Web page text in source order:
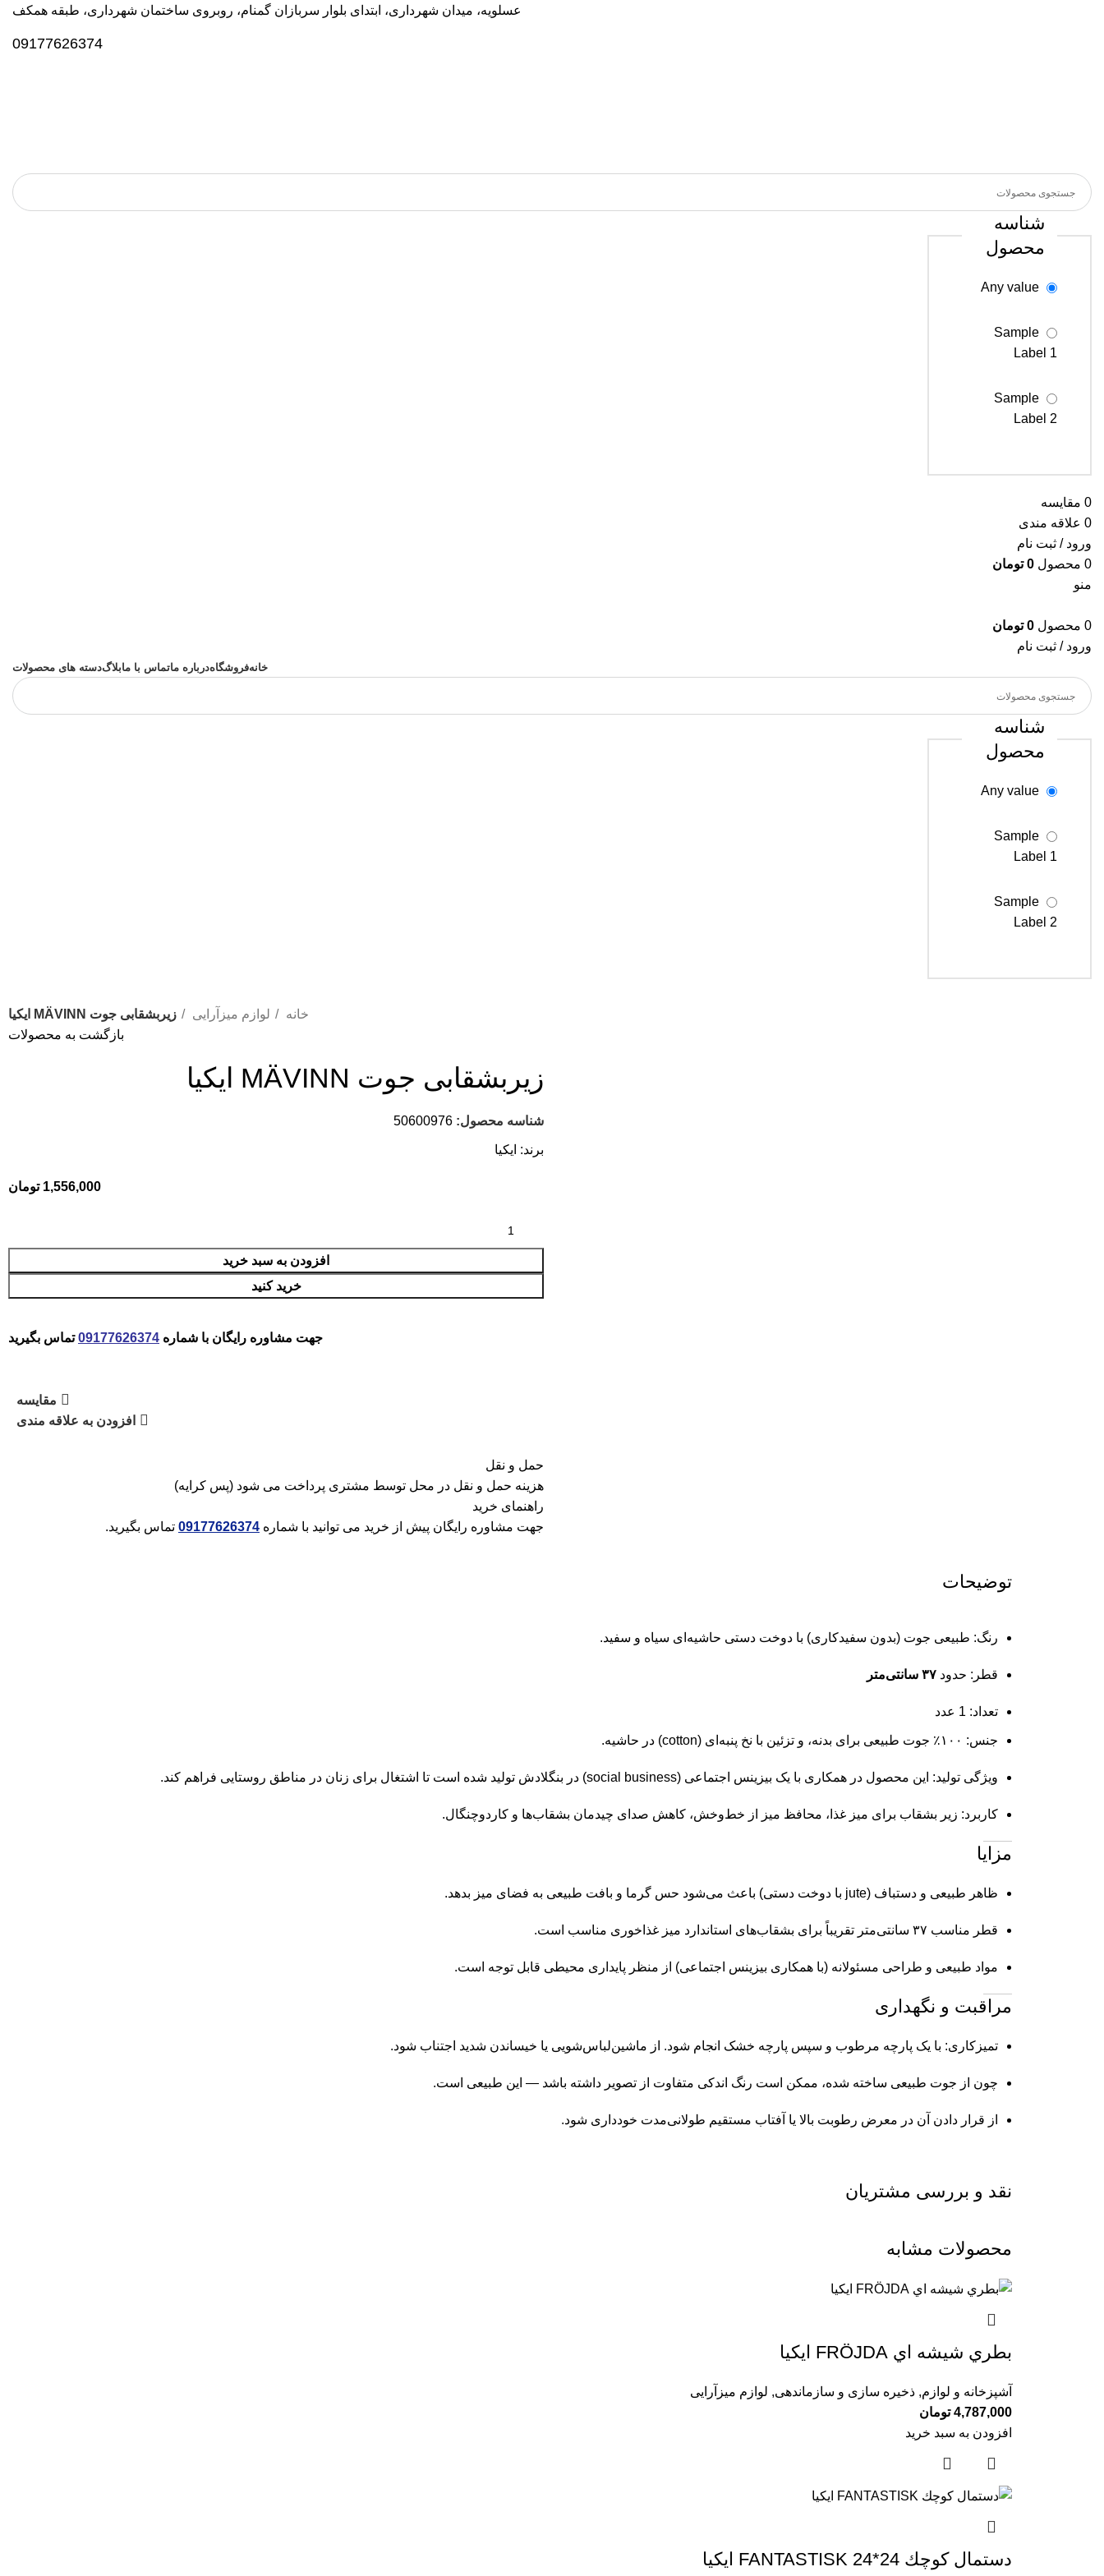
عسلویه، میدان شهرداری، ابتدای بلوار سربازان گمنام، روبروی ساختمان شهرداری، طبقه همکف
09177626374
شناسه
محصول
Sample
Label 1
Sample
Label 2
0 مقایسه
0 علاقه مندی
ورود / ثبت نام
0 محصول 0 تومان
منو
0 محصول 0 تومان
ورود / ثبت نام
خانهفروشگاهدرباره ماتماس با مابلاگدسته های محصولات
شناسه
محصول
Sample
Label 1
Sample
Label 2
خانه
لوازم میزآرایی
زیربشقابی جوت MÄVINN ایکیا
بازگشت به محصولات
زیربشقابی جوت MÄVINN ایکیا
شناسه محصول: 50600976
برند: ایکیا
1,556,000 تومان
افزودن به سبد خرید
خرید کنید
جهت مشاوره رایگان با شماره 09177626374تماس بگیرید
مقایسه
افزودن به علاقه مندی
حمل و نقل
هزینه حمل و نقل در محل توسط مشتری پرداخت می شود (پس کرایه)
راهنمای خرید
جهت مشاوره رایگان پیش از خرید می توانید با شماره 09177626374 تماس بگیرید.
توضیحات
رنگ: طبیعی جوت (بدون سفیدکاری) با دوخت دستی حاشیه‌ای سیاه و سفید.
قطر: حدود ۳۷ سانتی‌متر
تعداد: 1 عدد
جنس: ۱۰۰٪ جوت طبیعی برای بدنه، و تزئین با نخ پنبه‌ای (cotton) در حاشیه.
ویژگی تولید: این محصول در همکاری با یک بیزینس اجتماعی (social business) در بنگلادش تولید شده است تا اشتغال برای زنان در مناطق روستایی فراهم کند.
کاربرد: زیر بشقاب برای میز غذا، محافظ میز از خط‌وخش، کاهش صدای چیدمان بشقاب‌ها و کارد‌وچنگال.
مزایا
ظاهر طبیعی و دستباف (jute با دوخت دستی) باعث می‌شود حس گرما و بافت طبیعی به فضای میز بدهد.
قطر مناسب ۳۷ سانتی‌متر تقریباً برای بشقاب‌های استاندارد میز غذاخوری مناسب است.
مواد طبیعی و طراحی مسئولانه (با همکاری بیزینس اجتماعی) از منظر پایداری محیطی قابل توجه است.
مراقبت و نگهداری
تمیزکاری: با یک پارچه مرطوب و سپس پارچه خشک انجام شود. از ماشین‌­‌لباس‌شویی یا خیساندن شدید اجتناب شود.
چون از جوت طبیعی ساخته شده، ممکن است رنگ اندکی متفاوت از تصویر داشته باشد — این طبیعی است.
از قرار دادن آن در معرض رطوبت بالا یا آفتاب مستقیم طولانی‌مدت خودداری شود.
نقد و بررسی مشتریان
محصولات مشابه
بطري شيشه اي FRÖJDA ايكيا
آشپزخانه و لوازم, ذخیره سازی و سازماندهی, لوازم میزآرایی
4,787,000 تومان
افزودن به سبد خرید
دستمال كوچك 24*24 FANTASTISK ايكيا